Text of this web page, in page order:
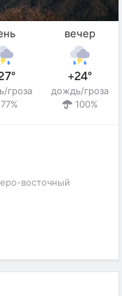
гроза
77%
вечер
+24°
дождь/гроза
100%
восточный